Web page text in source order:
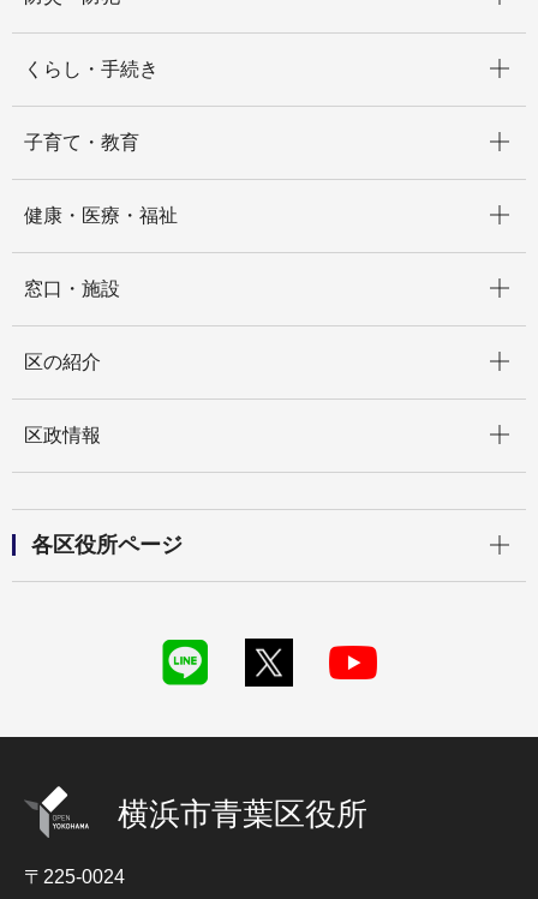
くらし・手続き
子育て・教育
健康・医療・福祉
窓口・施設
区の紹介
区政情報
各区役所ページ
横浜市青葉区役所
〒225-0024